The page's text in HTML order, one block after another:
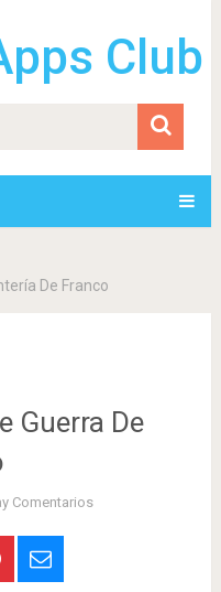
Club
De Franco
Guerra De
Comentarios